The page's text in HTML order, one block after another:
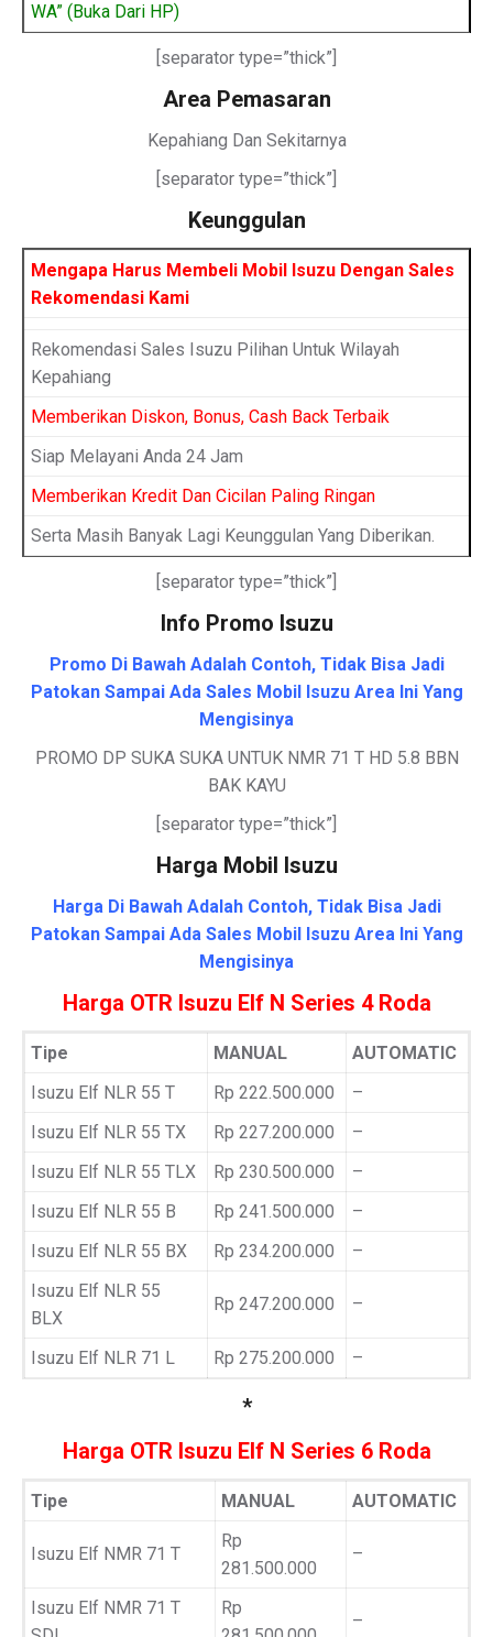
WA” (Buka Dari HP)
[separator type=”thick”]
Area Pemasaran
Kepahiang Dan Sekitarnya
[separator type=”thick”]
Keunggulan
Mengapa Harus Membeli Mobil Isuzu Dengan Sales
Rekomendasi Kami
Rekomendasi Sales Isuzu Pilihan Untuk Wilayah
Kepahiang
Memberikan Diskon, Bonus, Cash Back Terbaik
Siap Melayani Anda 24 Jam
Memberikan Kredit Dan Cicilan Paling Ringan
Serta Masih Banyak Lagi Keunggulan Yang Diberikan.
[separator type=”thick”]
Info Promo Isuzu
Promo Di Bawah Adalah Contoh, Tidak Bisa Jadi
Patokan Sampai Ada Sales Mobil Isuzu Area Ini Yang
Mengisinya
PROMO DP SUKA SUKA UNTUK NMR 71 T HD 5.8 BBN
BAK KAYU
[separator type=”thick”]
Harga Mobil Isuzu
Harga Di Bawah Adalah Contoh, Tidak Bisa Jadi
Patokan Sampai Ada Sales Mobil Isuzu Area Ini Yang
Mengisinya
Harga OTR Isuzu Elf N Series 4 Roda
Tipe MANUAL
AUTOMATIC
Isuzu Elf NLR 55 T
Rp 222.500.000
–
Isuzu Elf NLR 55 TX
Rp 227.200.000
–
Isuzu Elf NLR 55 TLX
Rp 230.500.000
–
Isuzu Elf NLR 55 B
Rp 241.500.000
–
Isuzu Elf NLR 55 BX
Rp 234.200.000
–
Isuzu Elf NLR 55
BLX
Rp 247.200.000 –
Isuzu Elf NLR 71 L Rp 275.200.000 –
*
Harga OTR Isuzu Elf N Series 6 Roda
Tipe MANUAL AUTOMATIC
Isuzu Elf NMR 71 T
Rp
281.500.000
–
Isuzu Elf NMR 71 T
Rp
–